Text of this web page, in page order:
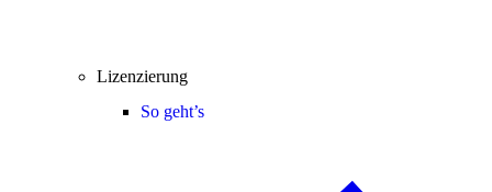
Lizenzierung
So geht’s